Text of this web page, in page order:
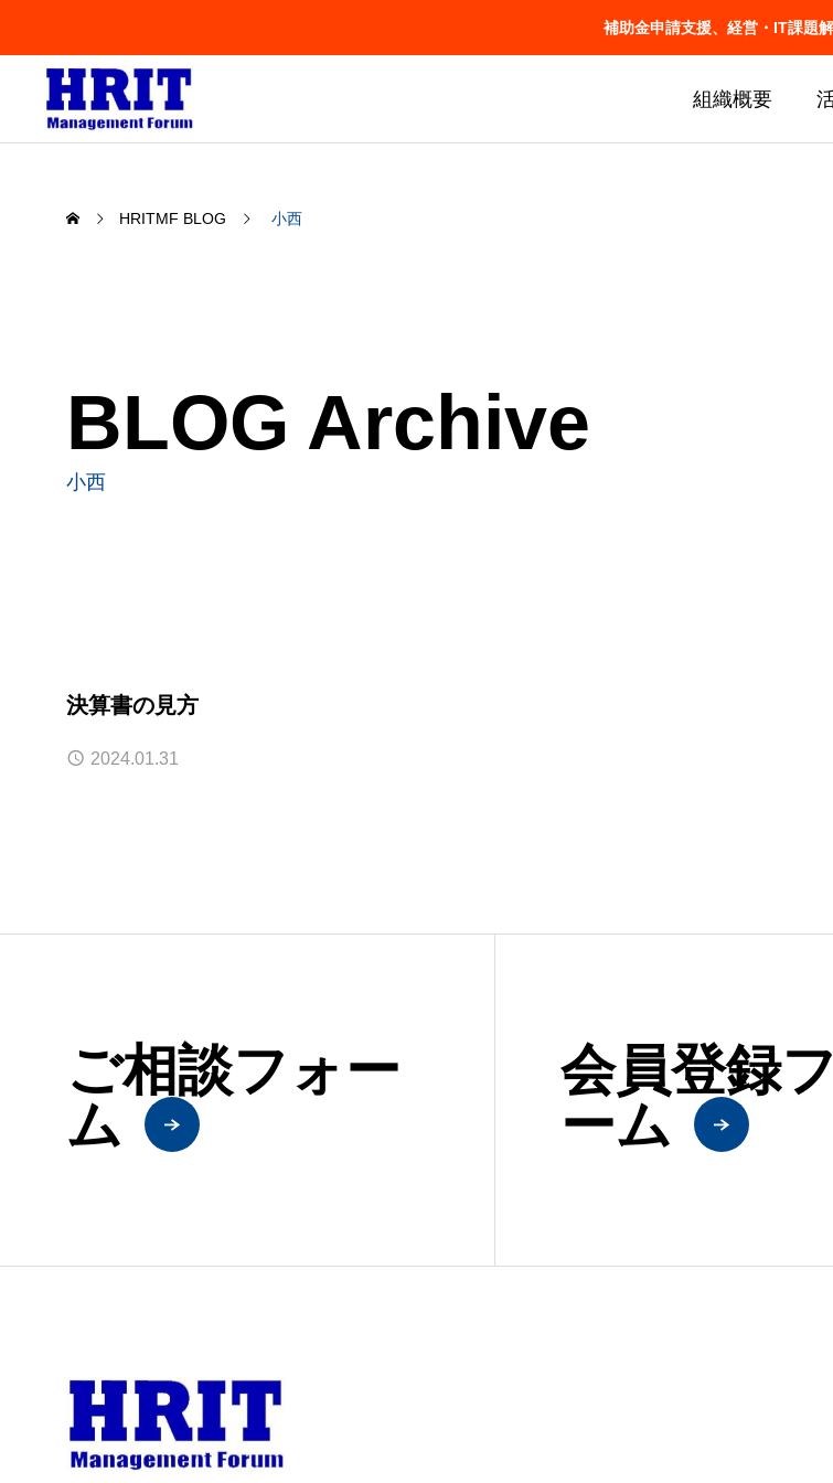
補助金申請支援、経営・IT課題
組織概要
HRITMF BLOG 小西
BLOG Archive
小西
決算書の見方
2024.01.31
ご相談フォー
ム
会員登録
ーム